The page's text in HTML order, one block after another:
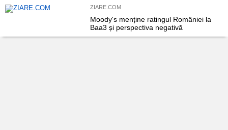
ZIARE.COM
Moody's menține ratingul României la
Baa3 și perspectiva negativă